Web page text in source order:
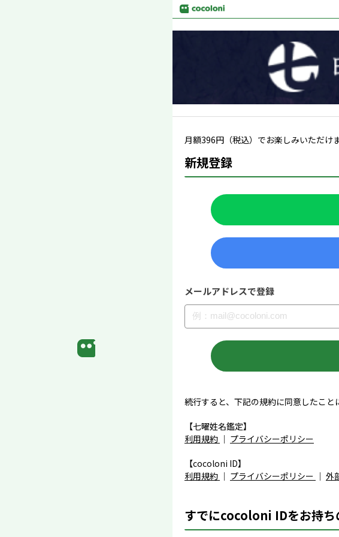
月額396円（税込）でお楽しみいただけ
新規登録
メールアドレスで登録
続行すると、下記の規約に同意したこと
【七曜姓名鑑定】
利用規約 ｜ プライバシーポリシー
【cocoloni ID】
利用規約 ｜ プライバシーポリシー ｜ 外
すでにcocoloni IDをお持ち